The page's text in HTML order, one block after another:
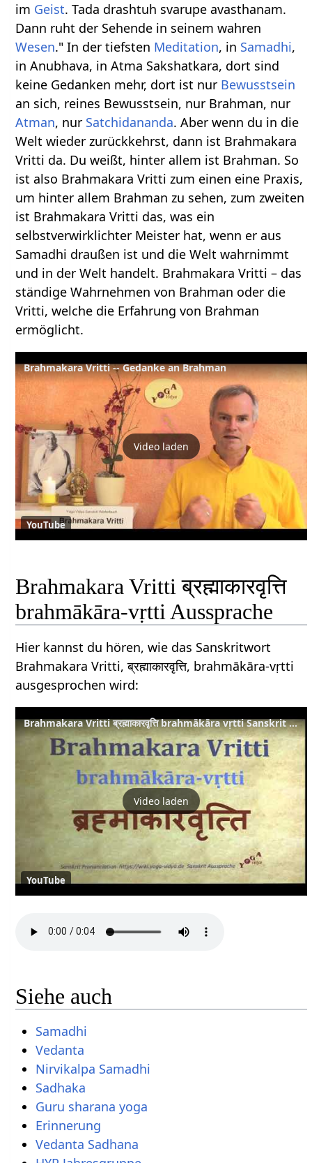
im Geist. Tada drashtuh svarupe avasthanam.
Dann ruht der Sehende in seinem wahren
Wesen." In der tiefsten Meditation, in Samadhi,
in Anubhava, in Atma Sakshatkara, dort sind
keine Gedanken mehr, dort ist nur Bewusstsein
an sich, reines Bewusstsein, nur Brahman, nur
Atman, nur Satchidananda. Aber wenn du in die
Welt wieder zurückkehrst, dann ist Brahmakara
Vritti da. Du weißt, hinter allem ist Brahman. So
ist also Brahmakara Vritti zum einen eine Praxis,
um hinter allem Brahman zu sehen, zum zweiten
ist Brahmakara Vritti das, was ein
selbstverwirklichter Meister hat, wenn er aus
Samadhi draußen ist und die Welt wahrnimmt
und in der Welt handelt. Brahmakara Vritti – das
ständige Wahrnehmen von Brahman oder die
Vritti, welche die Erfahrung von Brahman
ermöglicht.
Brahmakara Vritti -- Gedanke an Brahman
Video laden
YouTube
Brahmakara Vritti ब्रह्माकारवृत्ति
brahmākāra-vṛtti Aussprache
Hier kannst du hören, wie das Sanskritwort
Brahmakara Vritti, ब्रह्माकारवृत्ति, brahmākāra-vṛtti
ausgesprochen wird:
Brahmakara Vritti ब्रह्माकारवृत्ति brahmākāra vṛtti Sanskrit Pronunciation
Video laden
YouTube
Siehe auch
Samadhi
Vedanta
Nirvikalpa Samadhi
Sadhaka
Guru sharana yoga
Erinnerung
Vedanta Sadhana